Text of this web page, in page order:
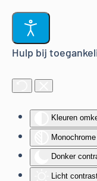
Hulp bij
Kleuren
Monochrome
Donker
Licht
Terug naar